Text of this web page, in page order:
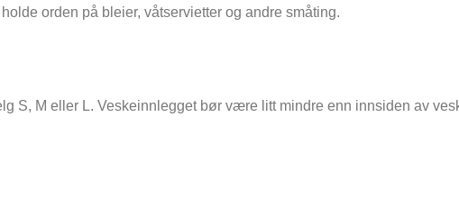
orden på bleier, våtservietter og andre småting.
S, M eller L. Veskeinnlegget bør være litt mindre enn innsiden av